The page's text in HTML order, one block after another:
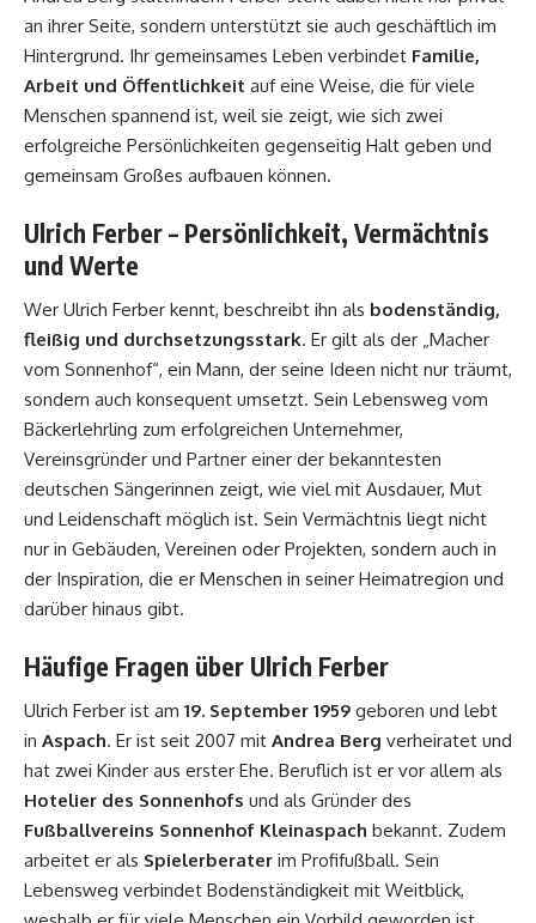
an ihrer Seite, sondern unterstützt sie auch geschäftlich im
Hintergrund. Ihr gemeinsames Leben verbindet Familie,
Arbeit und Öffentlichkeit auf eine Weise, die für viele
Menschen spannend ist, weil sie zeigt, wie sich zwei
erfolgreiche Persönlichkeiten gegenseitig Halt geben und
gemeinsam Großes aufbauen können.
Ulrich Ferber – Persönlichkeit, Vermächtnis
und Werte
Wer Ulrich Ferber kennt, beschreibt ihn als bodenständig,
fleißig und durchsetzungsstark. Er gilt als der „Macher
vom Sonnenhof“, ein Mann, der seine Ideen nicht nur träumt,
sondern auch konsequent umsetzt. Sein Lebensweg vom
Bäckerlehrling zum erfolgreichen Unternehmer,
Vereinsgründer und Partner einer der bekanntesten
deutschen Sängerinnen zeigt, wie viel mit Ausdauer, Mut
und Leidenschaft möglich ist. Sein Vermächtnis liegt nicht
nur in Gebäuden, Vereinen oder Projekten, sondern auch in
der Inspiration, die er Menschen in seiner Heimatregion und
darüber hinaus gibt.
Häufige Fragen über Ulrich Ferber
Ulrich Ferber ist am 19. September 1959 geboren und lebt
in Aspach. Er ist seit 2007 mit Andrea Berg verheiratet und
hat zwei Kinder aus erster Ehe. Beruflich ist er vor allem als
Hotelier des Sonnenhofs und als Gründer des
Fußballvereins Sonnenhof Kleinaspach bekannt. Zudem
arbeitet er als Spielerberater im Profifußball. Sein
Lebensweg verbindet Bodenständigkeit mit Weitblick,